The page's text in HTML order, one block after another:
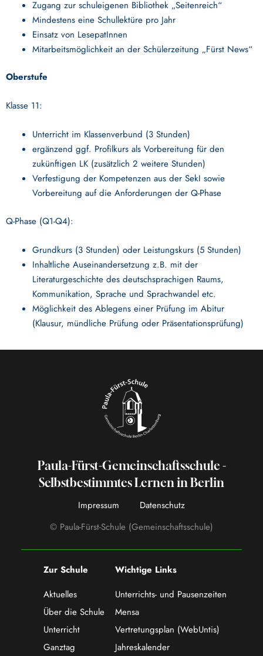
Zugang zur schuleigenen Bibliothek „Seitenreich“
Mindestens eine Schullektüre pro Jahr
Einsatz von LesepatInnen
Mitarbeitsmöglichkeit an der Schülerzeitung „Fürst News“
Oberstufe
Klasse 11:
Unterricht im Klassenverbund (3 Stunden)
ergänzend ggf. Profilkurs als Vorbereitung für den
zukünftigen LK (zusätzlich 2 weitere Stunden)
Verfestigung der Kompetenzen aus der SekI sowie
Vorbereitung auf die Anforderungen der Q-Phase
Q-Phase (Q1-Q4):
Grundkurs (3 Stunden) oder Leistungskurs (5 Stunden)
Inhaltliche Auseinandersetzung z.B. mit der
Literaturgeschichte des deutschsprachigen Raums,
Kommunikation, Sprache und Sprachwandel etc.
Möglichkeit des Ablegens einer Prüfung im Abitur
(Klausur, mündliche Prüfung oder Präsentationsprüfung)
Paula-Fürst-Gemeinschaftsschule -
Selbstbestimmtes Lernen in Berlin
Impressum
Datenschutz
© Paula-Fürst-Schule (Gemeinschaftsschule)
Zur Schule
Aktuelles
Über die Schule
Unterricht
Ganztag
Wichtige Links
Unterrichts- und Pausenzeiten
Mensa
Vertretungsplan (WebUntis)
Jahreskalender